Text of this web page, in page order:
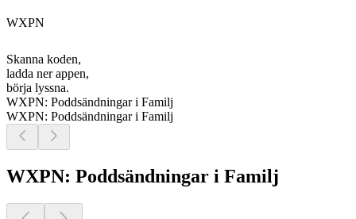
WXPN
Skanna koden,
ladda ner appen,
börja lyssna.
WXPN: Poddsändningar i Familj
WXPN: Poddsändningar i Familj
WXPN: Poddsändningar i Familj